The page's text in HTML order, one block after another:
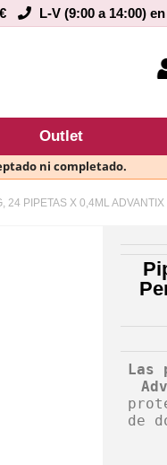
L-V (9:00 a 14:00)
Outlet
ni completado.
24 PIPETAS X 0,4ML ADVANTIX
Las
de